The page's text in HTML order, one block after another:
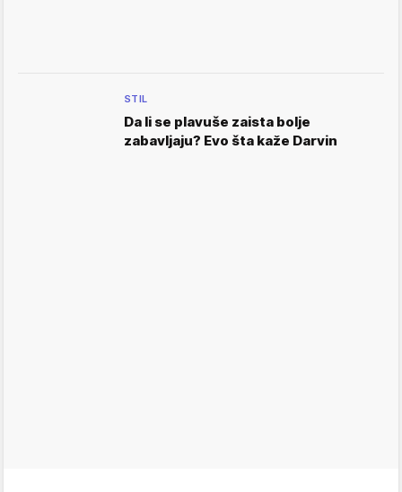
STIL
Da li se plavuše zaista bolje
zabavljaju? Evo šta kaže Darvin